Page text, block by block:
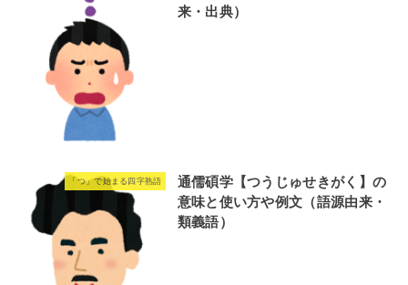
来・出典）
「つ」で始まる四字熟語
通儒碩学【つうじゅせきがく】の
意味と使い方や例文（語源由来・
類義語）